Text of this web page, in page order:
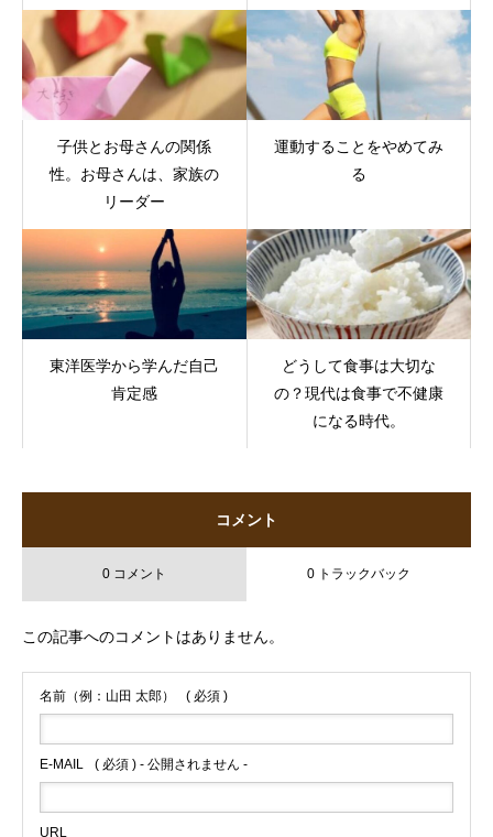
め方
子供とお母さんの関係
性。お母さんは、家族の
リーダー
運動することをやめてみ
る
東洋医学から学んだ自己
肯定感
どうして食事は大切な
の？現代は食事で不健康
になる時代。
コメント
0 コメント 0 トラックバック
この記事へのコメントはありません。
名前（例：山田 太郎） ( 必須 )
E-MAIL ( 必須 ) - 公開されません -
URL